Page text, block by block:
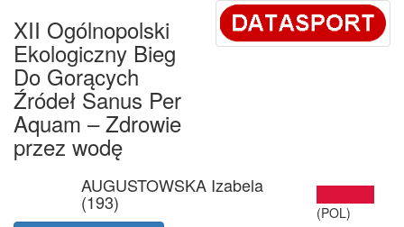
XII Ogólnopolski
Ekologiczny Bieg
Do Gorących
Źródeł Sanus Per
Aquam – Zdrowie
przez wodę
AUGUSTOWSKA Izabela
(193)
(POL)